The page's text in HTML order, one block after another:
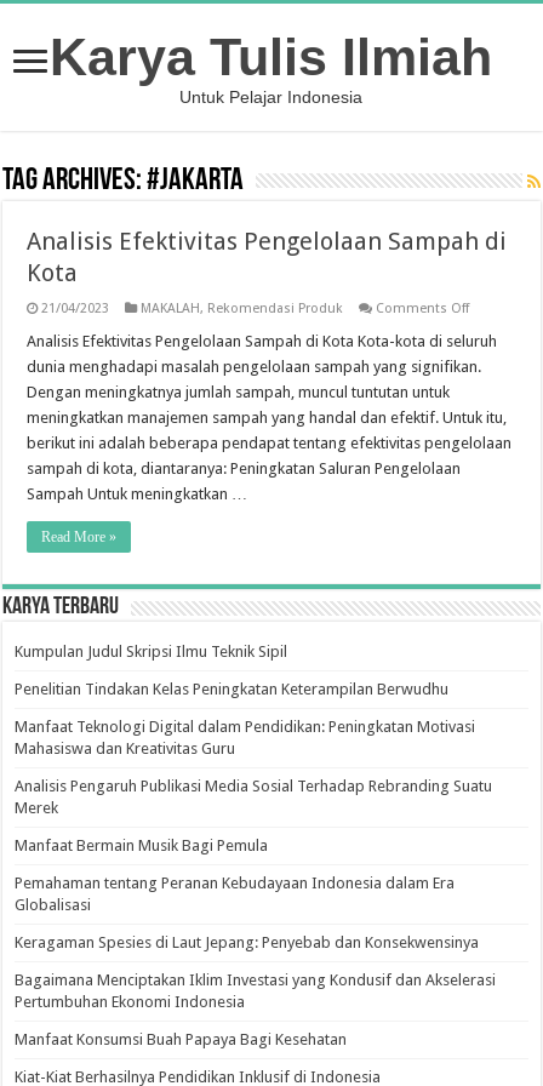
Karya Tulis Ilmiah
Untuk Pelajar Indonesia
Tag Archives:#Jakarta
Analisis Efektivitas Pengelolaan Sampah di
Kota
21/04/2023 MAKALAH, Rekomendasi Produk Comments Offon
Efektivitas
Sampah
Analisis Efektivitas Pengelolaan Sampah di Kota Kota-kota di seluruh
dunia menghadapi masalah pengelolaan sampah yang signifikan.
Dengan meningkatnya jumlah sampah, muncul tuntutan untuk
meningkatkan manajemen sampah yang handal dan efektif. Untuk itu,
berikut ini adalah beberapa pendapat tentang efektivitas pengelolaan
sampah di kota, diantaranya: Peningkatan Saluran Pengelolaan
Sampah Untuk meningkatkan …
Read More »
Karya Terbaru
Kumpulan Judul Skripsi Ilmu Teknik Sipil
Penelitian Tindakan Kelas Peningkatan Keterampilan Berwudhu
Manfaat Teknologi Digital dalam Pendidikan: Peningkatan Motivasi
Mahasiswa dan Kreativitas Guru
Analisis Pengaruh Publikasi Media Sosial Terhadap Rebranding Suatu
Merek
Manfaat Bermain Musik Bagi Pemula
Pemahaman tentang Peranan Kebudayaan Indonesia dalam Era
Globalisasi
Keragaman Spesies di Laut Jepang: Penyebab dan Konsekwensinya
Bagaimana Menciptakan Iklim Investasi yang Kondusif dan Akselerasi
Pertumbuhan Ekonomi Indonesia
Manfaat Konsumsi Buah Papaya Bagi Kesehatan
Kiat-Kiat Berhasilnya Pendidikan Inklusif di Indonesia